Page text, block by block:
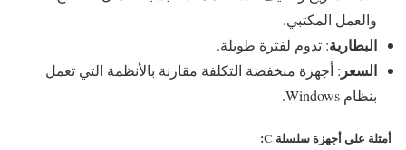
والعمل المكتبي.
البطارية: تدوم لفترة طويلة.
السعر : أجهزة منخفضة التكلفة مقارنة بالأنظمة التي تعمل
بنظام Windows.
أمثلة على أجهزة سلسلة C :